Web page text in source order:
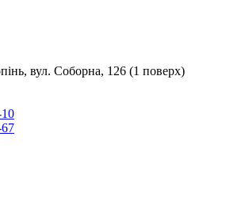
вул. Соборна, 126 (1 поверх)